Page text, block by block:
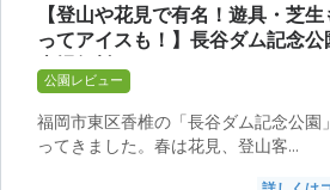
【登山や花見で有名！遊具・芝
ってアイスも！】長谷ダム記念
車場無料]
公園レビュー
福岡市東区香椎の「長谷ダム記念公園
ってきました。春は花見、登山客...